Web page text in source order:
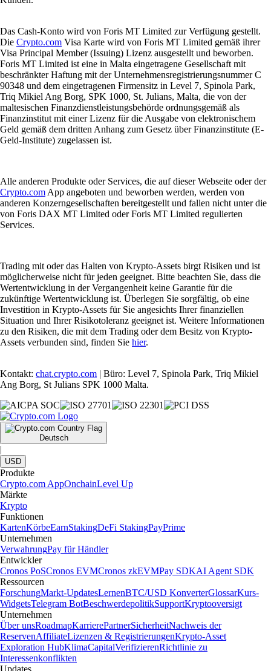
Das Cash-Konto wird von Foris MT Limited zur Verfügung gestellt.
Die Crypto.com Visa Karte wird von Foris MT Limited gemäß ihrer
Visa Principal Member (Issuing) Lizenz ausgestellt und beworben.
Foris MT Limited ist eine in Malta eingetragene Gesellschaft mit
beschränkter Haftung mit der Unternehmensregistrierungsnummer C
90348 und dem eingetragenen Firmensitz in Level 7, Spinola Park,
Triq Mikiel Ang Borg, SPK 1000, St. Julians, Malta, die von der
maltesischen Finanzdienstleistungsbehörde ordnungsgemäß als
Finanzinstitut mit einer Lizenz für die Ausgabe von elektronischem
Geld gemäß dem dritten Anhang zum Gesetz über Finanzinstitute (E-
Geld-Institute) zugelassen ist.
Alle anderen Produkte oder Services, die auf dieser Webseite oder der
Crypto.com App angeboten und beworben werden, werden von
anderen Konzerngesellschaften bereitgestellt und fallen nicht unter die
von Foris DAX MT Limited oder Foris MT Limited regulierten
Services.
Trading mit oder das Halten von Krypto-Assets birgt Risiken und ist
möglicherweise nicht für jeden geeignet. Bitte beachten Sie, dass die
Wertentwicklung in der Vergangenheit keine Garantie für die
zukünftige Wertentwicklung ist. Überlegen Sie sorgfältig, ob eine
Investition in Krypto-Assets für Sie angesichts Ihrer finanziellen
Situation und Ihrer Risikotoleranz geeignet ist. Weitere Informationen
zu den Risiken, die mit dem Trading oder dem Besitz von Krypto-
Assets verbunden sind, finden Sie hier.
Kontakt: chat.crypto.com | Büro: Level 7, Spinola Park, Triq Mikiel
Ang Borg, St Julians SPK 1000 Malta.
Deutsch
|
USD
Produkte
Crypto.com AppOnchainLevel Up
Märkte
Krypto
Funktionen
KartenKörbeEarnStakingDeFi StakingPayPrime
Unternehmen
VerwahrungPay für Händler
Entwickler
Cronos PoSCronos EVMCronos zkEVMPay SDKAI Agent SDK
Ressourcen
ForschungMarkt-UpdatesLernenBTC/USD KonverterGlossarKurs-
WidgetsTelegram BotBeschwerdepolitikSupportKryptooversigt
Unternehmen
Über unsRoadmapKarrierePartnerSicherheitNachweis der
ReservenAffiliateLizenzen & RegistrierungenKrypto-Asset
Exploration HubKlimaCapitalVerifizierenRichtlinie zu
Interessenkonflikten
Updates